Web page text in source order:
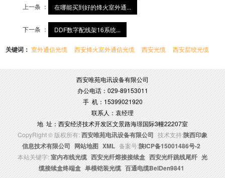
上一条 ： 在哪能买到好的烽火室外通...
下一条 ： DDF数字配线架16系统...
关键词： 室外通信光缆 西安烽火室外通信光缆 西安光缆 西安层绞光缆
西安唯苑电讯设备有限公司
办公电话：029-89153011
手 机：15399021920
联系人：袁经理
地 址：西安经济技术开发区文景路海璟国际3幢22207室
CopyRight © 版权所有:西安唯苑电讯设备有限公司 技术支持:陕西印象
信息技术有限公司 网站地图 XML 备案号:陕ICP备15001486号-2
本站关键字:室内布线光缆 西安光纤熔接接续盒 西安光纤跳线尾纤 光
缆接续盒终端盒 单模铠装光缆 百通电缆BelDen9841